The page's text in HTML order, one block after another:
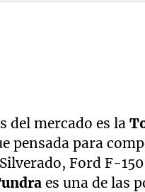
del mercado es la
pensada para
Ford F-150
es una de las